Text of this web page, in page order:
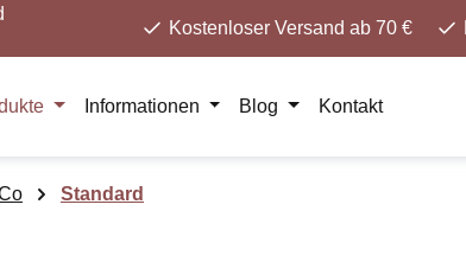
Kostenloser Versand ab 70 €
Informationen Blog Kontakt
Standard